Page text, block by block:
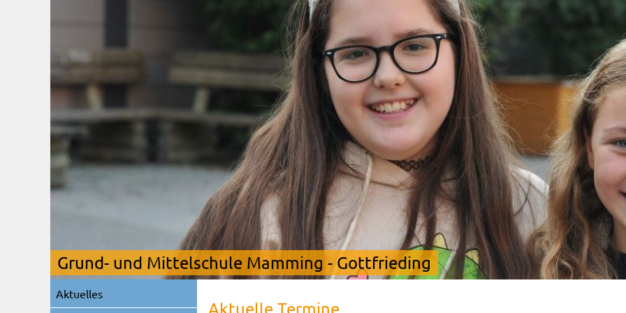
Grund- und Mittelschule Mamming - Gottfrieding
Aktuelle Termine
Navigation
überspringen
Aktuelles